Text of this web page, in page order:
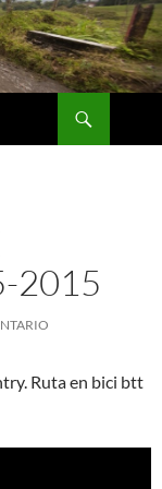
2015
Ruta en bici btt